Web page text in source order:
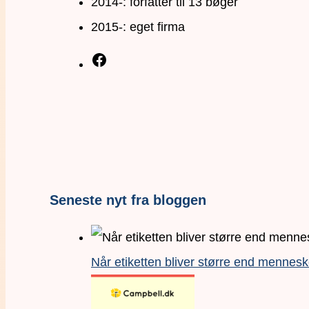
2015-: eget firma
Seneste nyt fra bloggen
Når etiketten bliver større end